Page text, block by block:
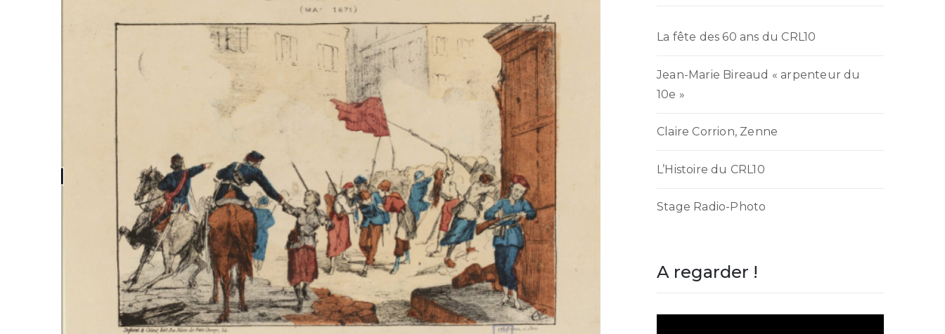
La fête des 60 ans du CRL10
Jean-Marie Bireaud « arpenteur du
10e »
Claire Corrion, Zenne
L’Histoire du CRL10
Stage Radio-Photo
A regarder !